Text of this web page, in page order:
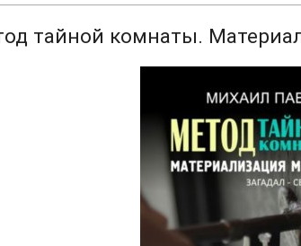
тайной комнаты.